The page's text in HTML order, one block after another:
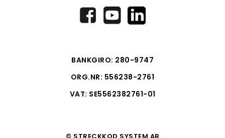
BANKGIRO: 280-9747
ORG.NR: 556238-2761
VAT: SE5562382761-01